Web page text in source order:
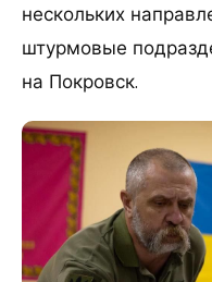
нескольких
штурмовые
на Покровск.